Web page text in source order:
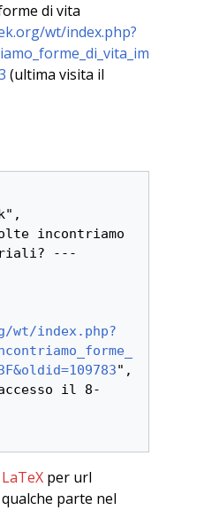
di vita
wt/index.php?
(ultima visita il
---
index.php?
",
LaTeXper url
parte nel